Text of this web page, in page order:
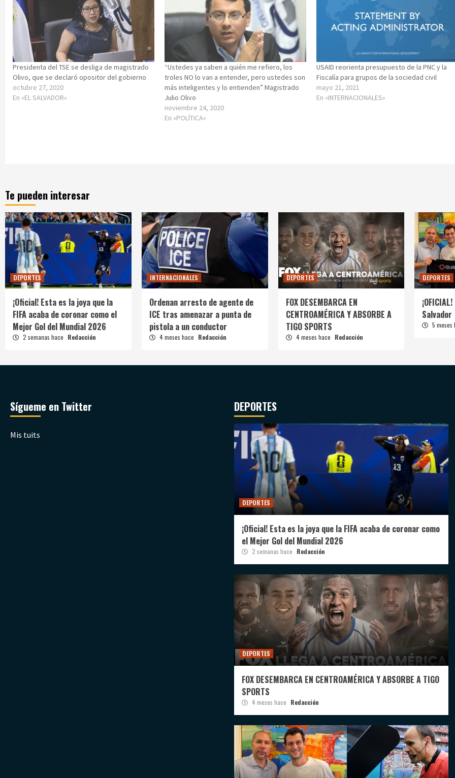
Presidenta del TSE se desliga de magistrado
Olivo, que se declaró opositor del gobierno
octubre 27, 2020
En «EL SALVADOR»
“Ustedes ya saben a quién me refiero, los
troles NO lo van a entender, pero ustedes son
más inteligentes y lo entienden” Magistrado
Julio Olivo
noviembre 24, 2020
En «POLÍTICA»
USAID reorienta presupuesto de la PNC y la
Fiscalía para grupos de la sociedad civil
mayo 21, 2021
En «INTERNACIONALES»
Te pueden interesar
DEPORTES
¡Oficial! Esta es la joya que la
FIFA acaba de coronar como el
Mejor Gol del Mundial 2026
2 semanas hace Redacción
INTERNACIONALES
Ordenan arresto de agente de
ICE tras amenazar a punta de
pistola a un conductor
4 meses hace Redacción
DEPORTES
FOX DESEMBARCA EN
CENTROAMÉRICA Y ABSORBE A
TIGO SPORTS
4 meses hace Redacción
DEPORTES
Salvador
5
Sígueme en Twitter
Mis tuits
DEPORTES
DEPORTES
¡Oficial! Esta es la joya que la FIFA acaba de coronar como
el Mejor Gol del Mundial 2026
2 semanas hace Redacción
DEPORTES
FOX DESEMBARCA EN CENTROAMÉRICA Y ABSORBE A TIGO
SPORTS
4 meses hace Redacción